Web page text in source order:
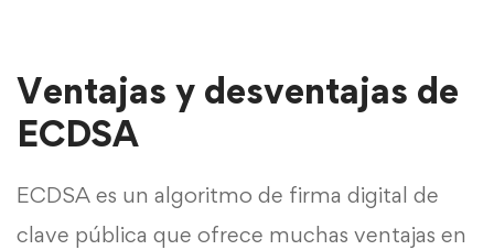
Ventajas y desventajas de
ECDSA
ECDSA es un algoritmo de firma digital de
clave pública que ofrece muchas ventajas en